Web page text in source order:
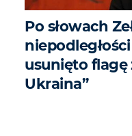
Po słowach
usunięto flagę
Ukraina”